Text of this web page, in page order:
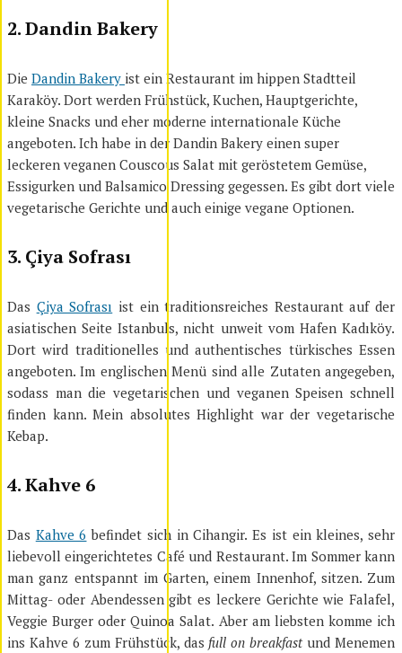
2. Dandin Bakery
Die Dandin Bakery ist ein Restaurant im hippen Stadtteil
Karaköy. Dort werden Frühstück, Kuchen, Hauptgerichte,
kleine Snacks und eher moderne internationale Küche
angeboten. Ich habe in der Dandin Bakery einen super
leckeren veganen Couscous Salat mit geröstetem Gemüse,
Essigurken und Balsamico Dressing gegessen. Es gibt dort viele
vegetarische Gerichte und auch einige vegane Optionen.
3. Çiya Sofrası
Das Çiya Sofrası ist ein traditionsreiches Restaurant auf der
asiatischen Seite Istanbuls, nicht unweit vom Hafen Kadıköy.
Dort wird traditionelles und authentisches türkisches Essen
angeboten. Im englischen Menü sind alle Zutaten angegeben,
sodass man die vegetarischen und veganen Speisen schnell
finden kann. Mein absolutes Highlight war der vegetarische
Kebap.
4. Kahve 6
Das Kahve 6 befindet sich in Cihangir. Es ist ein kleines, sehr
liebevoll eingerichtetes Café und Restaurant. Im Sommer kann
man ganz entspannt im Garten, einem Innenhof, sitzen. Zum
Mittag- oder Abendessen gibt es leckere Gerichte wie Falafel,
Veggie Burger oder Quinoa Salat. Aber am liebsten komme ich
ins Kahve 6 zum Frühstück, das full on breakfastund Menemen